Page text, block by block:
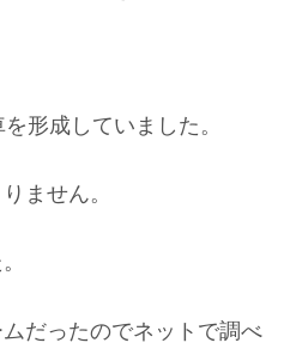
形成していました。
ません。
だったのでネットで調べ